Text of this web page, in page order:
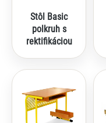
Stôl Basic
polkruh s
rektifikáciou